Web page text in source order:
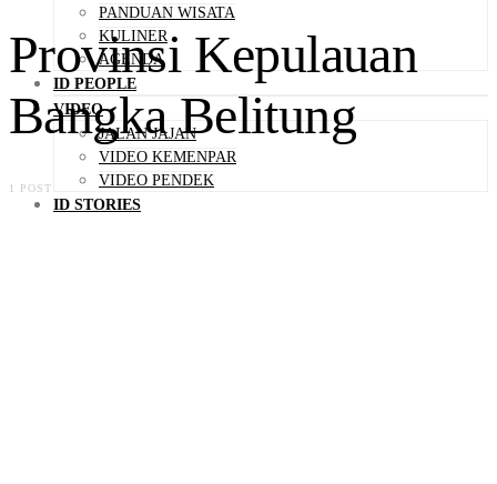
PANDUAN WISATA
KULINER
AGENDA
ID PEOPLE
VIDEO
JALAN JAJAN
VIDEO KEMENPAR
VIDEO PENDEK
ID STORIES
Provinsi Kepulauan
Bangka Belitung
1 POST